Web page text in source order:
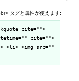
タグと属性が使えます:
cite="">
cite="">
<li> <img src=""